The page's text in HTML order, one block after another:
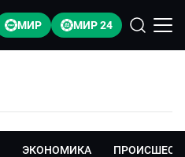
МИР МИР 24
ЭКОНОМИКА